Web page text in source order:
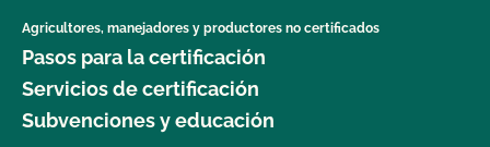
Agricultores, manejadores y productores no certificados
Pasos para la certificación
Servicios de certificación
Subvenciones y educación